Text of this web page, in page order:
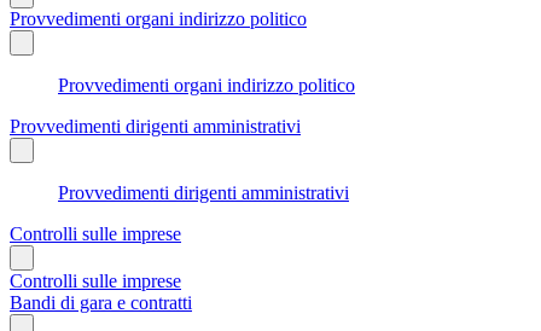
Provvedimenti organi indirizzo politico
Provvedimenti organi indirizzo politico
Provvedimenti dirigenti amministrativi
Provvedimenti dirigenti amministrativi
Controlli sulle imprese
Controlli sulle imprese
Bandi di gara e contratti